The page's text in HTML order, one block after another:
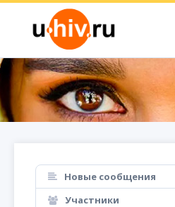
Новые сообщения
Участники